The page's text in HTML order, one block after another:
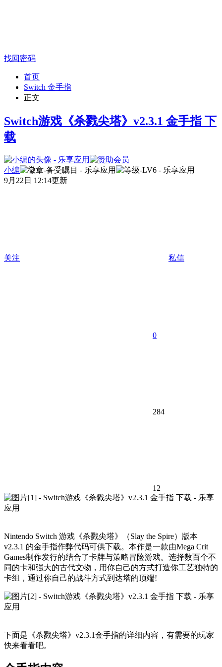
找回密码
首页
Switch 金手指
正文
Switch游戏《杀戮尖塔》v2.3.1 金手指 下
载
小编
9月22日 12:14更新
关注 私信
0
284
12
Nintendo Switch 游戏《杀戮尖塔》（Slay the Spire）版本
v2.3.1 的金手指作弊代码可供下载。本作是一款由Mega Crit
Games制作发行的结合了卡牌与策略冒险游戏。选择数百个不
同的卡和强大的古代文物，用你自己的方式打造你工艺独特的
卡组，通过你自己的战斗方式到达塔的顶端!
下面是《杀戮尖塔》v2.3.1金手指的详细内容，有需要的玩家
快来看看吧。